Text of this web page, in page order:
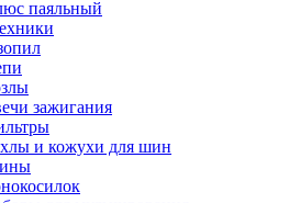
паяльный
зажигания
и кожухи для шин